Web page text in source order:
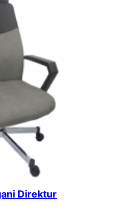
Direktur